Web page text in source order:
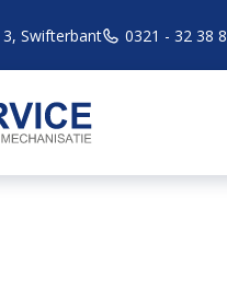
Swifterbant 0321 - 32 38